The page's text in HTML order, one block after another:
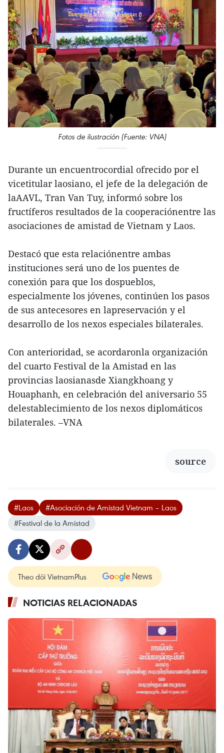
Fotos de ilustración (Fuente: VNA)
Durante un encuentrocordial ofrecido por el
vicetitular laosiano, el jefe de la delegación de
laAAVL, Tran Van Tuy, informó sobre los
fructíferos resultados de la cooperaciónentre las
asociaciones de amistad de Vietnam y Laos.
Destacó que esta relaciónentre ambas
instituciones será uno de los puentes de
conexión para que los dospueblos,
especialmente los jóvenes, continúen los pasos
de sus antecesores en lapreservación y el
desarrollo de los nexos especiales bilaterales.
Con anterioridad, se acordaronla organización
del cuarto Festival de la Amistad en las
provincias laosianasde Xiangkhoang y
Houaphanh, en celebración del aniversario 55
delestablecimiento de los nexos diplomáticos
bilaterales. –VNA
source
#Laos
#Asociación de Amistad Vietnam – Laos
#Festival de la Amistad
Theo dõi VietnamPlus
NOTICIAS RELACIONADAS